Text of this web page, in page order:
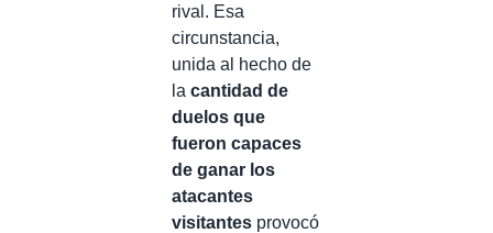
rival. Esa
circunstancia,
unida al hecho de
la cantidad de
duelos que
fueron capaces
de ganar los
atacantes
visitantes provocó